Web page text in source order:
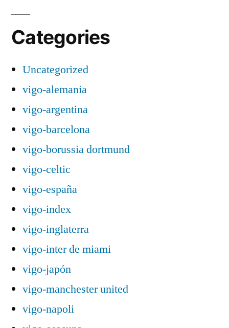
Categories
Uncategorized
vigo-alemania
vigo-argentina
vigo-barcelona
vigo-borussia dortmund
vigo-celtic
vigo-españa
vigo-index
vigo-inglaterra
vigo-inter de miami
vigo-japón
vigo-manchester united
vigo-napoli